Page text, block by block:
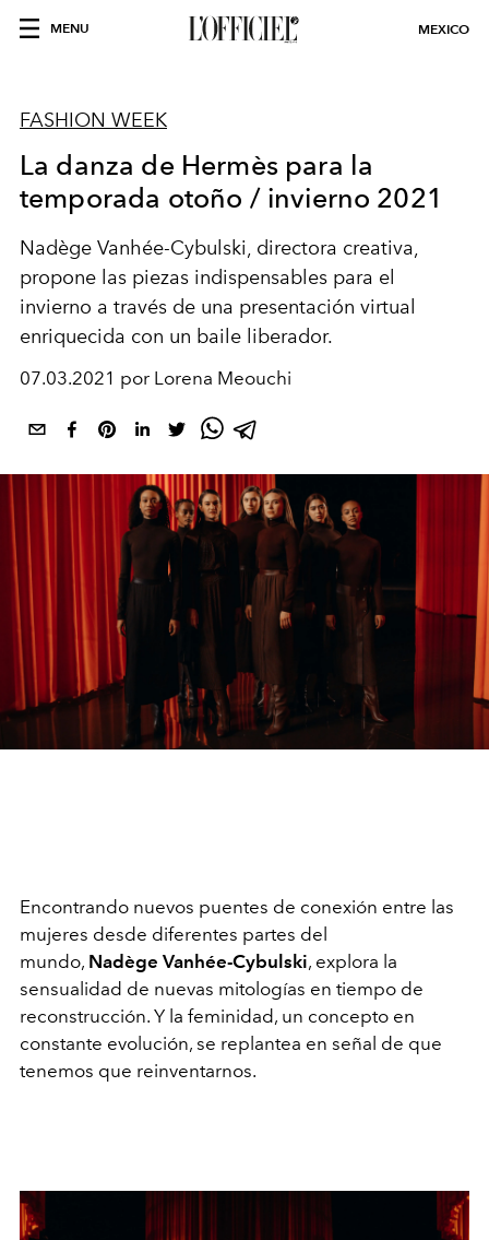
MENU MEXICO
FASHION WEEK
La danza de Hermès para la
temporada otoño / invierno 2021
Nadège Vanhée-Cybulski, directora creativa,
propone las piezas indispensables para el
invierno a través de una presentación virtual
enriquecida con un baile liberador.
07.03.2021 por Lorena Meouchi
Encontrando nuevos puentes de conexión entre las
mujeres desde diferentes partes del
mundo, Nadège Vanhée-Cybulski, explora la
sensualidad de nuevas mitologías en tiempo de
reconstrucción. Y la feminidad, un concepto en
constante evolución, se replantea en señal de que
tenemos que reinventarnos.